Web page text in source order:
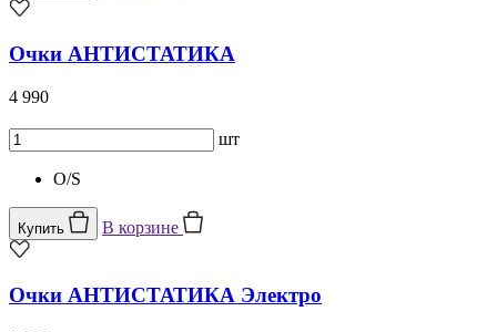
Очки АНТИСТАТИКА
4 990
шт
O/S
Купить В корзине
Очки АНТИСТАТИКА Электро